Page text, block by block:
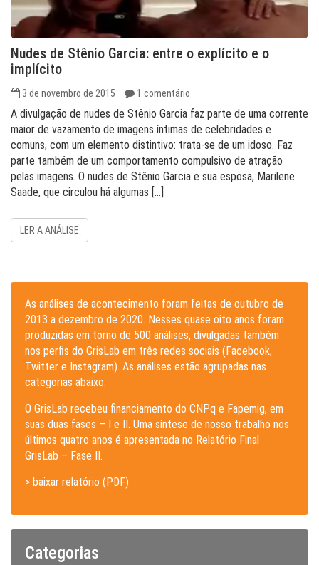
Nudes de Stênio Garcia: entre o explícito e o
implícito
3 de novembro de 2015 1 comentário
A divulgação de nudes de Stênio Garcia faz parte de uma corrente
maior de vazamento de imagens íntimas de celebridades e
comuns, com um elemento distintivo: trata-se de um idoso. Faz
parte também de um comportamento compulsivo de atração
pelas imagens. O nudes de Stênio Garcia e sua esposa, Marilene
Saade, que circulou há algumas […]
LER A ANÁLISE
As análises de acontecimento foram feitas de outubro de
2013 a dezembro de 2020. Nesses quase oito anos foram
produzidas em torno de 500 análises, divulgadas também
nos perfis do GrisLab em três redes sociais (Facebook,
Twitter e Instagram). As análises estão agrupadas nas
categorias abaixo.
O GrisLab recebeu financiamento do CNPq e Fapemig, em
suas duas fases – I e II. Uma síntese de nosso trabalho nos
últimos quatro anos é apresentada no Relatório Final
GrisLab – Fase II.
> baixar relatório (PDF)
Categorias